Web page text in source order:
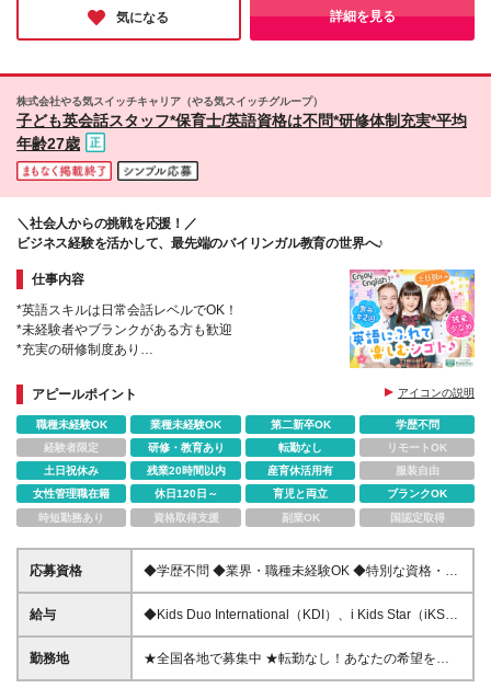
━━━━━━━━━━━━━━━━━━━━━ ※募集
中の勤務地は下記【詳細・交通】よりご確認ください
くため、手に職をつけたい方には最適のお仕事です！
気になる 詳細を見る
株式会社やる気スイッチキャリア（やる気スイッチグループ）
子ども英会話スタッフ*保育士/英語資格は不問*研修体制充実*平均
年齢27歳
＼社会人からの挑戦を応援！／
ビジネス経験を活かして、最先端のバイリンガル教育の世界へ♪
仕事内容
*英語スキルは日常会話レベルでOK！
*未経験者やブランクがある方も歓迎
*充実の研修制度あり
*グローバルな環境で英語力が伸ばせる
*2023年6月にTBSグループ入り&安定基盤
アピールポイント アイコンの説明
職種未経験OK 業種未経験OK 第二新卒OK
学歴不問
経験者限定
研修・教育あり 転勤なし
リモートOK
土日祝休み
残業20時間以内 産育休活用有
服装自由
女性管理職在籍
休日120日～ 育児と両立
ブランクOK
時短勤務あり
資格取得支援 副業OK 国認定取得
応募資格
◆学歴不問 ◆業界・職種未経験OK ◆特別な資格・免
許不要 ◆社内のメンバーと日本語でスムーズに連携
が取れる方 ≪英語で日常会話ができればOK♪≫ 目安
英語で日常会話のキャッチボールができれば問題あり
ません！ ＜＊活かせる経験・資格＊＞ ☆保育士資格
給与
◆Kids Duo International（KDI）、i Kids Star（iKS）:
月給220,000円～＋交通費全額支給＋昇給あり ◆Kids
Duo（KD）：月給210,000円～＋交通費全額支給＋昇
勤務地
★全国各地で募集中 ★転勤なし！あなたの希望を考
慮の上、決定 ★配属先は、お住まいの最寄り駅～ス